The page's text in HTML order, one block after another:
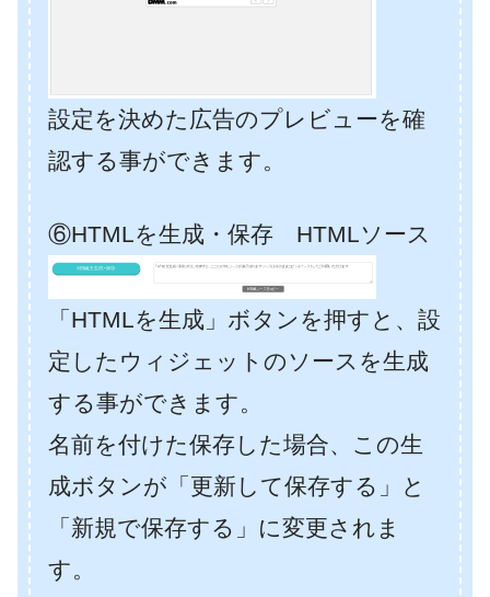
設定を決めた広告のプレビューを確
認する事ができます。
⑥HTMLを生成・保存 HTMLソース
「HTMLを生成」ボタンを押すと、設
定したウィジェットのソースを生成
する事ができます。
名前を付けた保存した場合、この生
成ボタンが「更新して保存する」と
「新規で保存する」に変更されま
す。